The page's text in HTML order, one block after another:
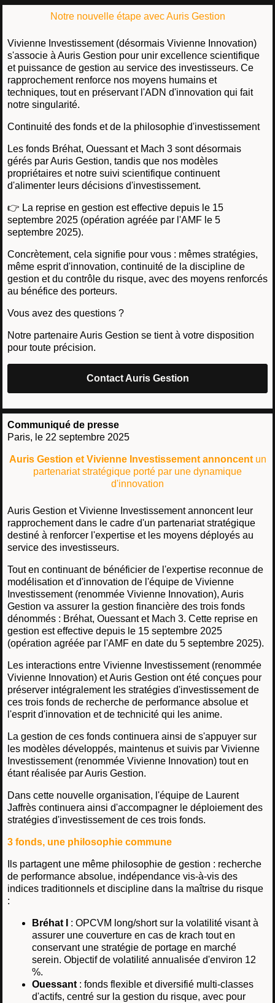
Notre nouvelle étape avec Auris Gestion
Vivienne Investissement (désormais Vivienne Innovation)
s'associe à Auris Gestion pour unir excellence scientifique
et puissance de gestion au service des investisseurs. Ce
rapprochement renforce nos moyens humains et
techniques, tout en préservant l'ADN d'innovation qui fait
notre singularité.
Continuité des fonds et de la philosophie d'investissement
Les fonds Bréhat, Ouessant et Mach 3 sont désormais
gérés par Auris Gestion, tandis que nos modèles
propriétaires et notre suivi scientifique continuent
d'alimenter leurs décisions d'investissement.
👉 La reprise en gestion est effective depuis le 15
septembre 2025 (opération agréée par l'AMF le 5
septembre 2025).
Concrètement, cela signifie pour vous : mêmes stratégies,
même esprit d'innovation, continuité de la discipline de
gestion et du contrôle du risque, avec des moyens renforcés
au bénéfice des porteurs.
Vous avez des questions ?
Notre partenaire Auris Gestion se tient à votre disposition
pour toute précision.
Contact Auris Gestion
Communiqué de presse
Paris, le 22 septembre 2025
Auris Gestion et Vivienne Investissement annoncent un
partenariat stratégique porté par une dynamique
d'innovation
Auris Gestion et Vivienne Investissement annoncent leur
rapprochement dans le cadre d'un partenariat stratégique
destiné à renforcer l'expertise et les moyens déployés au
service des investisseurs.
Tout en continuant de bénéficier de l'expertise reconnue de
modélisation et d'innovation de l'équipe de Vivienne
Investissement (renommée Vivienne Innovation), Auris
Gestion va assurer la gestion financière des trois fonds
dénommés : Bréhat, Ouessant et Mach 3. Cette reprise en
gestion est effective depuis le 15 septembre 2025
(opération agréée par l'AMF en date du 5 septembre 2025).
Les interactions entre Vivienne Investissement (renommée
Vivienne Innovation) et Auris Gestion ont été conçues pour
préserver intégralement les stratégies d'investissement de
ces trois fonds de recherche de performance absolue et
l'esprit d'innovation et de technicité qui les anime.
La gestion de ces fonds continuera ainsi de s'appuyer sur
les modèles développés, maintenus et suivis par Vivienne
Investissement (renommée Vivienne Innovation) tout en
étant réalisée par Auris Gestion.
Dans cette nouvelle organisation, l'équipe de Laurent
Jaffrès continuera ainsi d'accompagner le déploiement des
stratégies d'investissement de ces trois fonds.
3 fonds, une philosophie commune
Ils partagent une même philosophie de gestion : recherche
de performance absolue, indépendance vis-à-vis des
indices traditionnels et discipline dans la maîtrise du risque
:
Bréhat I
: OPCVM long/short sur la volatilité visant à
assurer une couverture en cas de krach tout en
conservant une stratégie de portage en marché
serein. Objectif de volatilité annualisée d'environ 12
%.
Ouessant : fonds flexible et diversifié multi-classes
d'actifs, centré sur la gestion du risque, avec pour